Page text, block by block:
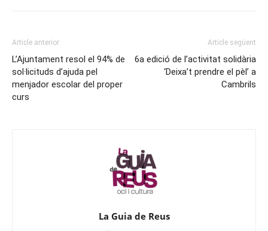
Article anterior
L’Ajuntament resol el 94% de
sol·licituds d’ajuda pel
menjador escolar del proper
curs
Article següent
6a edició de l’activitat solidària
‘Deixa’t prendre el pèl’ a
Cambrils
La Guia de Reus